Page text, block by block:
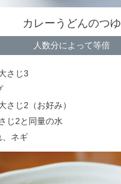
カレーうどんのつゆ
人数分によって等倍
さじ3
さじ2（お好み）
じ2と同量の水
、ネギ